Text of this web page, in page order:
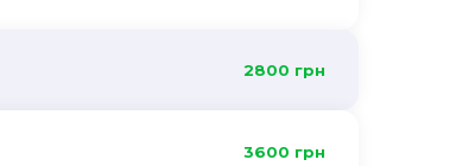
2800 грн
3600 грн